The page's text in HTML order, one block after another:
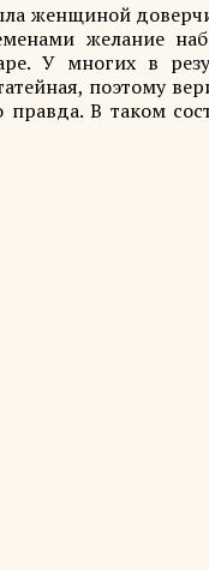
женщиной
желание
У многих в
поэтому
В таком